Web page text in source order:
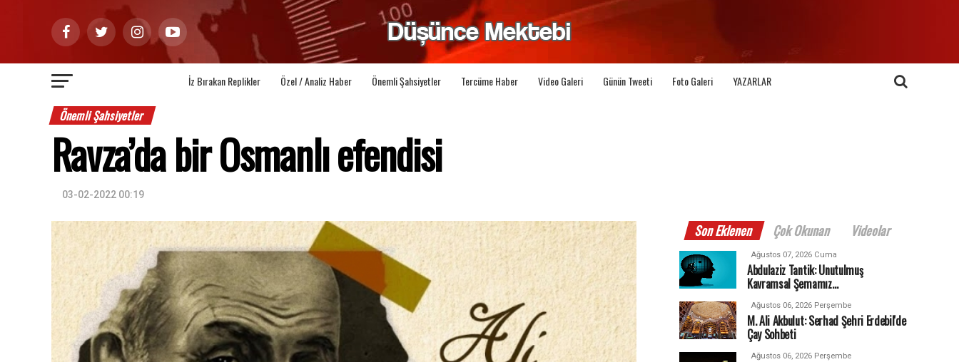
İz Bırakan Replikler Özel / Analiz Haber Önemli Şahsiyetler Tercüme Haber Video Galeri Günün Tweeti Foto Galeri YAZARLAR
Önemli Şahsiyetler
Ravza’da bir Osmanlı efendisi
03-02-2022 00:19
Son Eklenen Çok Okunan Videolar
Ağustos 07, 2026 Cuma
Abdulaziz Tantik: Unutulmuş
Kavramsal Şemamız…
Ağustos 06, 2026 Perşembe
M. Ali Akbulut: Serhad Şehri Erdebil'de
Çay Sohbeti
Ağustos 06, 2026 Perşembe